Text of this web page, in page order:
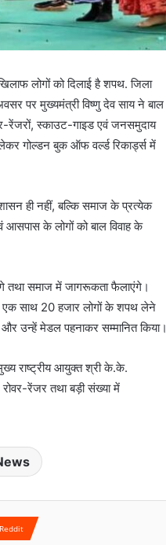
लोगों को दिलाई है शपथ. जिला
पर मुख्यमंत्री विष्णु देव साय ने बाल
रेंजरों, स्काउट-गाइड एवं जनसमुदाय
गोल्डन बुक ऑफ वर्ल्ड रिकार्ड्स में
ही नहीं, बल्कि समाज के प्रत्येक
आसपास के लोगों को बाल विवाह के
तथा समाज में जागरूकता फैलाएंगे।
एक साथ 20 हजार लोगों के शपथ लेने
उन्हें मेडल पहनाकर सम्मानित किया।
राष्ट्रीय आयुक्त श्री के.के.
रेंजर तथा बड़ी संख्या में
Reddit